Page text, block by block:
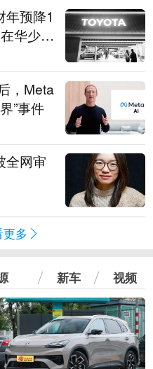
年预降1
华少卖
，Meta
”事件
全网审
更多
新车 视频